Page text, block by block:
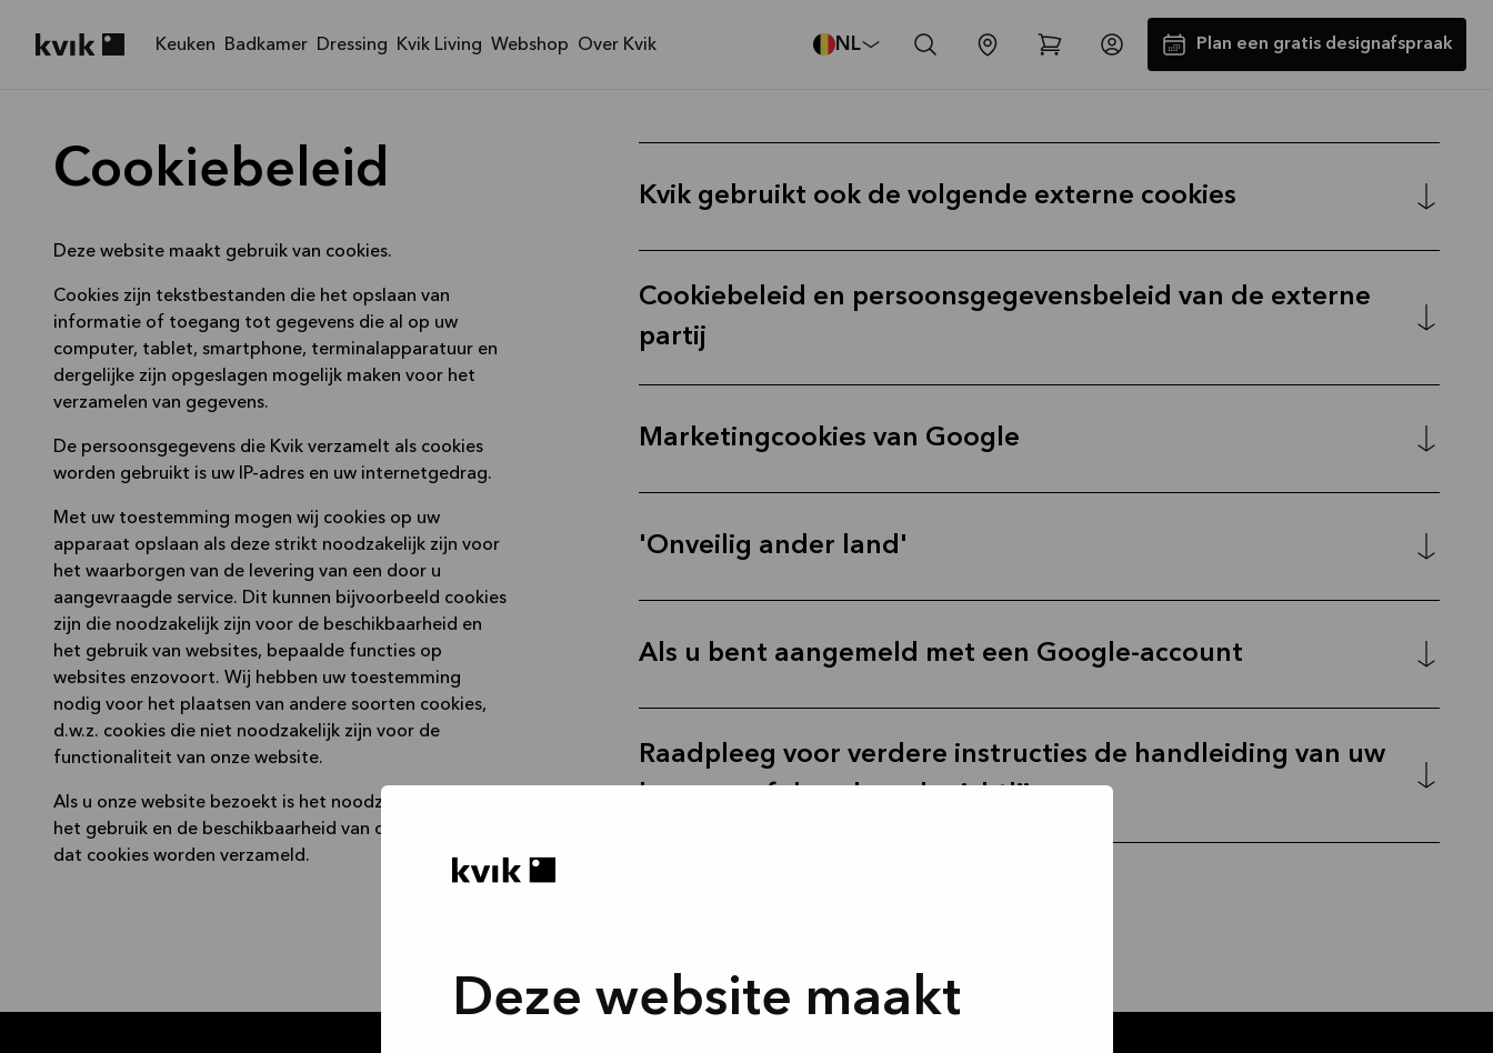
Deze website maakt
Keuken Badkamer Dressing Kvik Living Webshop Over Kvik NL Plan een gratis designafspraak
Cookiebeleid
Deze website maakt gebruik van cookies.
Cookies zijn tekstbestanden die het opslaan van
informatie of toegang tot gegevens die al op uw
computer, tablet, smartphone, terminalapparatuur en
dergelijke zijn opgeslagen mogelijk maken voor het
verzamelen van gegevens.
De persoonsgegevens die Kvik verzamelt als cookies
worden gebruikt is uw IP-adres en uw internetgedrag.
Met uw toestemming mogen wij cookies op uw
apparaat opslaan als deze strikt noodzakelijk zijn voor
het waarborgen van de levering van een door u
aangevraagde service. Dit kunnen bijvoorbeeld cookies
zijn die noodzakelijk zijn voor de beschikbaarheid en
het gebruik van websites, bepaalde functies op
websites enzovoort. Wij hebben uw toestemming
nodig voor het plaatsen van andere soorten cookies,
d.w.z. cookies die niet noodzakelijk zijn voor de
functionaliteit van onze website.
Als u onze website bezoekt is het noodzakelijk voor
het gebruik en de beschikbaarheid van onze website
dat cookies worden verzameld.
Kvik gebruikt ook de volgende externe cookies
Cookiebeleid en persoonsgegevensbeleid van de externe
partij
Marketingcookies van Google
'Onveilig ander land'
Als u bent aangemeld met een Google-account
Raadpleeg voor verdere instructies de handleiding van uw